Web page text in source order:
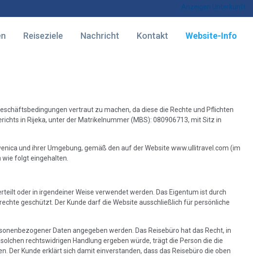
Anzeigen Unterkunft
Reiseziele Nachricht Kontakt Website-Info
vertraut zu machen, da diese die Rechte und Pflichten
in Rijeka, unter der Matrikelnummer (MBS): 080906713, mit Sitz in
und ihrer Umgebung, gemäß den auf der Website www.ullitravel.com (im
folgt eingehalten.
oder in irgendeiner Weise verwendet werden. Das Eigentum ist durch
geschützt. Der Kunde darf die Website ausschließlich für persönliche
Daten angegeben werden. Das Reisebüro hat das Recht, in
rechtswidrigen Handlung ergeben würde, trägt die Person die die
Der Kunde erklärt sich damit einverstanden, dass das Reisebüro die oben